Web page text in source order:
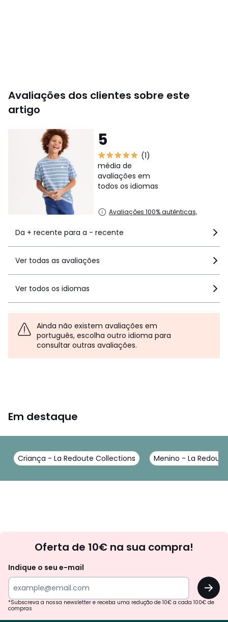
Avaliações dos clientes sobre este
artigo
5
(1)
média de
avaliações em
todos os idiomas
Avaliações 100% autênticas,
Da + recente para a - recente
Ver todas as avaliações
Ver todos os idiomas
Ainda não existem avaliações em
português, escolha outro idioma para
consultar outras avaliações.
Em destaque
Criança - La Redoute Collections Menino - La
Oferta de 10€ na sua compra!
Indique o seu e-mail
OK
*Subscreva a nossa newsletter e receba uma redução de 10€ a cada 100€ de
compras